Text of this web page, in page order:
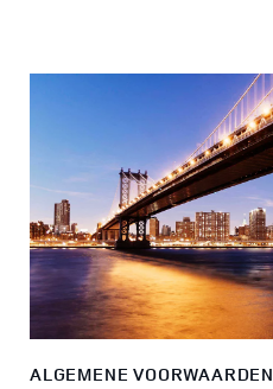
ALGEMENE VOORWAARDEN